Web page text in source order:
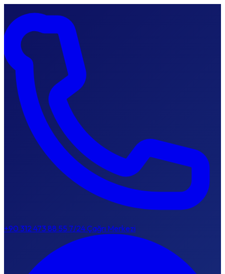
+90 312 473 88 55 7/24 Çağrı Merkezi